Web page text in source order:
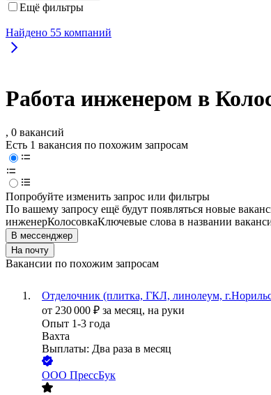
Ещё фильтры
Найдено 55 компаний
Работа инженером в
, 0 вакансий
Есть 1 вакансия по похожим запросам
Попробуйте изменить запрос или фильтры
По вашему запросу ещё будут появляться новые
инженерКолосовкаКлючевые слова в названии
В мессенджер
На почту
Вакансии по похожим запросам
Отделочник (плитка, ГКЛ, линолеум,
от 230 000 ₽ за месяц, на руки
Опыт 1-3 года
Вахта
Выплаты: Два раза в месяц
ООО ПрессБук